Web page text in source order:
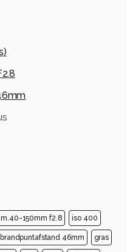
)
150mm f2.8 iso 400
brandpuntafstand 46mm gras